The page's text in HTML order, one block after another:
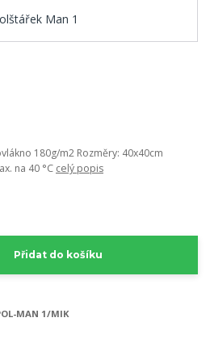
180g/m2 Rozměry: 40x40cm
na 40 °C celý popis
Přidat do košíku
MAN 1/MIK